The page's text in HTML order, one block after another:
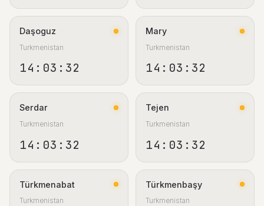
Daşoguz
Turkmenistan
14:03:33
Mary
Turkmenistan
14:03:33
Serdar
Turkmenistan
14:03:33
Tejen
Turkmenistan
14:03:33
Türkmenabat
Turkmenistan
Türkmenbaşy
Turkmenistan